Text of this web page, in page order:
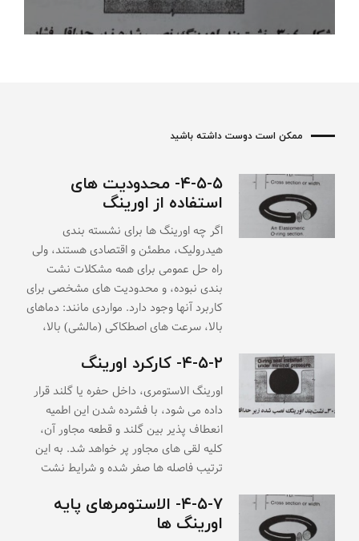
ممکن است دوست داشته باشید
۴-۵-۵- محدودیت های
استفاده از اورینگ
اگر چه اورینگ ها برای نشسته بندی
هیدرولیک، مطمئن و اقتصادی هستند، ولی
راه حل عمومی برای همه مشکلات نشت
بندی نبوده، و محدودیت های مشخصی برای
کاربرد آنها وجود دارد. مواردی مانند: دماهای
بالا، سرعت های اصطکاکی (مالشی) بالا،
۴-۵-۲- کارکرد اورینگ
اورینگ الاستومری، داخل حفره یا گلند قرار
داده می شود، با فشرده شدن این اطمیه
انعطاف پذیر بین گلند و قطعه مجاور آن،
کلیه لقی های مجاور پر خواهد شد. به این
ترتیب فاصله ها صفر شده و شرایط نشت
۴-۵-۷- الاستومرهای پایه
اورینگ ها